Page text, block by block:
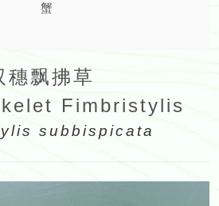
蟹
穗飘拂草
Fimbristylis
subbispicata